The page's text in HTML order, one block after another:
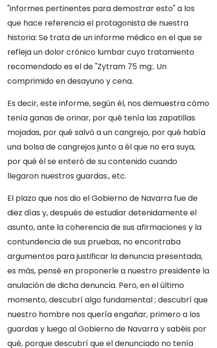
"informes pertinentes para demostrar esto" a los
que hace referencia el protagonista de nuestra
historia: Se trata de un informe médico en el que se
refleja un dolor crónico lumbar cuyo tratamiento
recomendado es el de "Zytram 75 mg:. Un
comprimido en desayuno y cena.
Es decir, este informe, según él, nos demuestra cómo
tenía ganas de orinar, por qué tenía las zapatillas
mojadas, por qué salvó a un cangrejo, por qué había
una bolsa de cangrejos junto a él que no era suya,
por qué él se enteró de su contenido cuando
llegaron nuestros guardas., etc.
El plazo que nos dio el Gobierno de Navarra fue de
diez días y, después de estudiar detenidamente el
asunto, ante la coherencia de sus afirmaciones y la
contundencia de sus pruebas, no encontraba
argumentos para justificar la denuncia presentada,
es más, pensé en proponerle a nuestro presidente la
anulación de dicha denuncia. Pero, en el último
momento, descubrí algo fundamental ; descubrí que
nuestro hombre nos quería engañar, primero a los
guardas y luego al Gobierno de Navarra y sabéis por
qué, porque descubrí que el denunciado no tenía